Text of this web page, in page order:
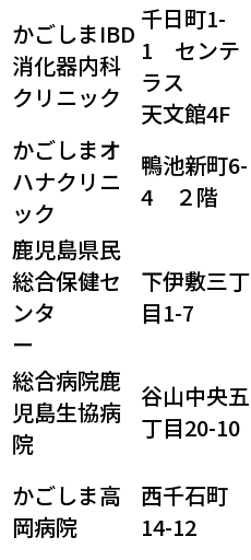
かごしまIBD
消化器内科
クリニック
千日町1-
1 センテ
ラス
天文館4F
かごしまオ
ハナクリニ
ック
鴨池新町6-
4 ２階
鹿児島県民
総合保健セ
ンタ
ー
下伊敷三丁
目1-7
総合病院鹿
児島生協病
院
谷山中央五
丁目20-10
かごしま高
岡病院
西千石町
14-12